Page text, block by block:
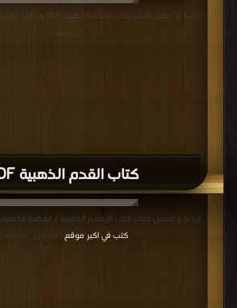
كتاب القدم الذهبية PDF
قراءة و تحميل كتاب كتاب القدم الذهبية PDF مجانا | مكتبة >
مرة/مرات
قراءة و تحميل كتاب كتاب الاحلام الذهبية / المكتبة الخضراء PDF مجانا | مكتبة >
كتب في اكبر موقع | التحميل : مرة/مرات